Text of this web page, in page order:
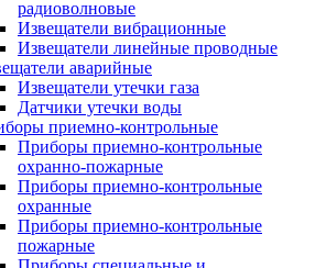
радиоволновые
Извещатели вибрационные
Извещатели линейные проводные
аварийные
Извещатели утечки газа
Датчики утечки воды
приемно-контрольные
Приборы приемно-контрольные
охранно-пожарные
Приборы приемно-контрольные
охранные
Приборы приемно-контрольные
пожарные